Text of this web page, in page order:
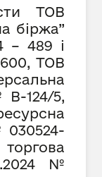
ТОВ
біржа”
– 489 і
ТОВ
В-124/5,
030524-
№